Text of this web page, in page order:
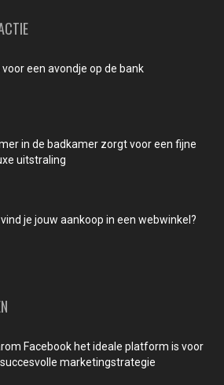
voor een avondje op de bank
in de badkamer zorgt voor een fijne
uitstraling
vind je jouw aankoop in een webwinkel?
Facebook het ideale platform is voor
marketingstrategie